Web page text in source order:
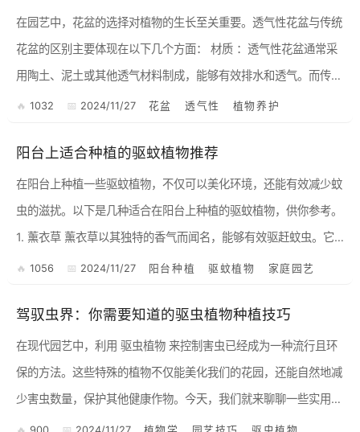
在园艺中，花盆的选择对植物的生长至关重要。透气性花盆与传统
花盆的区别主要体现在以下几个方面： 材质 ：透气性花盆通常采
用陶土、泥土或其他透气材料制成，能够有效排水和透气。而传统
花盆多为塑料或玻璃，虽然美观，但透气性较差。 ...
1032 2024/11/27 花盆 透气性 植物养护
阳台上适合种植的驱蚊植物推荐
在阳台上种植一些驱蚊植物，不仅可以美化环境，还能有效减少蚊
虫的滋扰。以下是几种适合在阳台上种植的驱蚊植物，供你参考。
1. 薰衣草 薰衣草以其独特的香气而闻名，能够有效驱赶蚊虫。它
喜欢阳光充足的环境，适合在阳台上种植。你可以选择在...
1056 2024/11/27 阳台种植 驱蚊植物 家庭园艺
驾驭虫界：你需要知道的驱虫植物种植技巧
在现代园艺中，利用 驱虫植物 来控制害虫已经成为一种流行且环
保的方法。这些特殊的植物不仅能美化我们的花园，还能自然地减
少害虫数量，保护其他健康作物。今天，我们就来聊聊一些实用的
种植技巧，让你轻松驾驭这门艺术。 1. 理解何为驱虫植物 ...